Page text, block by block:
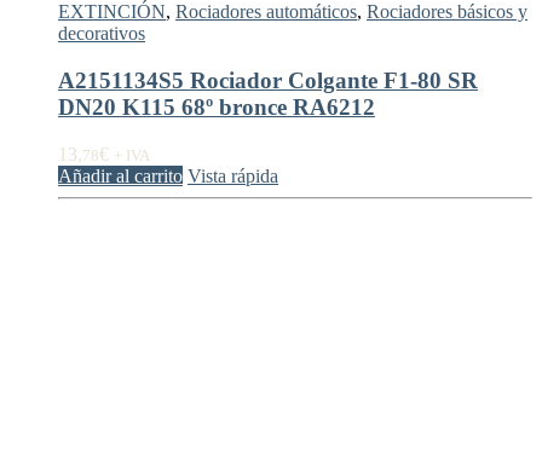
EXTINCIÓN, Rociadores automáticos, Rociadores básicos y
decorativos
A2151134S5 Rociador Colgante F1-80 SR
DN20 K115 68º bronce RA6212
13,78€ + IVA
Añadir al carrito Vista rápida